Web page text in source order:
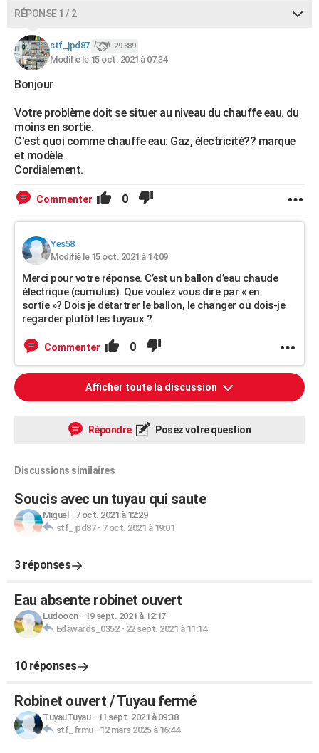
RÉPONSE 1 / 2
stf_jpd87 29 889
Modifié le 15 oct. 2021 à 07:34
Bonjour
Votre problème doit se situer au niveau du chauffe eau. du
moins en sortie.
C'est quoi comme chauffe eau: Gaz, électricité?? marque
et modèle .
Cordialement.
Commenter 0
Yes58
Modifié le 15 oct. 2021 à 14:09
Merci pour votre réponse. C’est un ballon d’eau chaude
électrique (cumulus). Que voulez vous dire par « en
sortie »? Dois je détartrer le ballon, le changer ou dois-je
regarder plutôt les tuyaux ?
Commenter 0
Afficher toute la discussion
Répondre Posez votre question
Discussions similaires
Soucis avec un tuyau qui saute
Miguel - 7 oct. 2021 à 12:29
stf_jpd87- 7 oct. 2021 à 19:01
3 réponses
Eau absente robinet ouvert
Ludooon- 19 sept. 2021 à 12:17
Edawards_0352- 22 sept. 2021 à 11:14
10 réponses
Robinet ouvert / Tuyau fermé
TuyauTuyau- 11 sept. 2021 à 09:38
stf_frmu- 12 mars 2025 à 16:44